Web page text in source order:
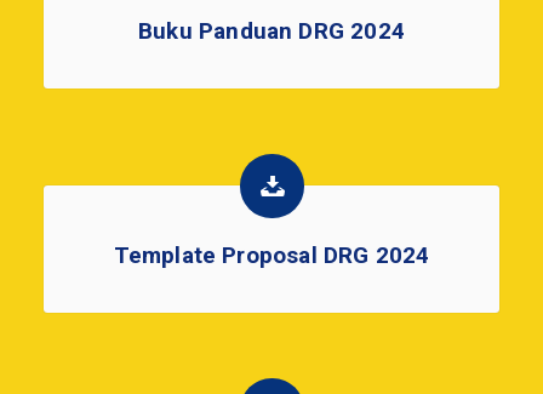
Buku Panduan DRG 2024
Template Proposal DRG 2024